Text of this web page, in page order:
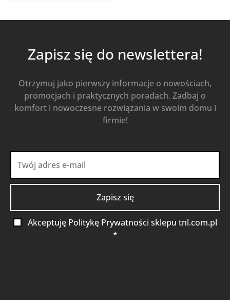
Zapisz się do newslettera!
Otrzymuj jako pierwszy informacje o nowościach,
promocjach i praktycznych poradach. Zadbaj o
komfort i nowoczesne rozwiązania w swoim domu i
firmie!
Akceptuję Politykę Prywatności sklepu tnl.com.pl
*